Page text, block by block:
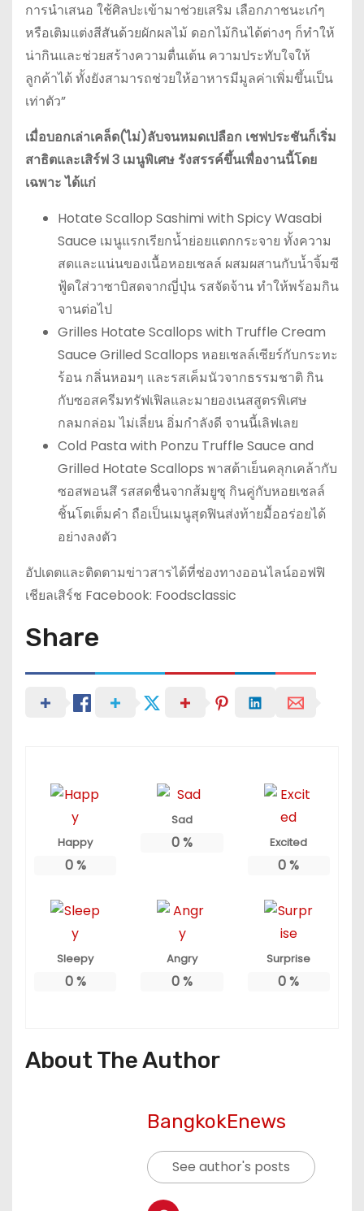
การนำเสนอ ใช้ศิลปะเข้ามาช่วยเสริม เลือกภาชนะเก๋ๆ
หรือเติมแต่งสีสันด้วยผักผลไม้ ดอกไม้กินได้ต่างๆ ก็ทำให้
น่ากินและช่วยสร้างความตื่นเต้น ความประทับใจให้
ลูกค้าได้ ทั้งยังสามารถช่วยให้อาหารมีมูลค่าเพิ่มขึ้นเป็น
เท่าตัว”
เมื่อบอกเล่าเคล็ด(ไม่)ลับจนหมดเปลือก เชฟประชันก็เริ่ม
สาธิตและเสิร์ฟ 3 เมนูพิเศษ รังสรรค์ขึ้นเพื่องานนี้โดย
เฉพาะ ได้แก่
Hotate Scallop Sashimi with Spicy Wasabi
Sauce เมนูแรกเรียกน้ำย่อยแตกกระจาย ทั้งความ
สดและแน่นของเนื้อหอยเชลล์ ผสมผสานกับน้ำจิ้มซี
ฟู้ดใส่วาซาบิสดจากญี่ปุ่น รสจัดจ้าน ทำให้พร้อมกิน
จานต่อไป
Grilles Hotate Scallops with Truffle Cream
Sauce Grilled Scallops หอยเชลล์เซียร์กับกระทะ
ร้อน กลิ่นหอมๆ และรสเค็มนัวจากธรรมชาติ กิน
กับซอสครีมทรัฟเฟิลและมายองเนสสูตรพิเศษ
กลมกล่อม ไม่เลี่ยน อิ่มกำลังดี จานนี้เลิฟเลย
Cold Pasta with Ponzu Truffle Sauce and
Grilled Hotate Scallops พาสต้าเย็นคลุกเคล้ากับ
ซอสพอนสึ รสสดชื่นจากส้มยูซุ กินคู่กับหอยเชลล์
ชิ้นโตเต็มคำ ถือเป็นเมนูสุดฟินส่งท้ายมื้ออร่อยได้
อย่างลงตัว
อัปเดตและติดตามข่าวสารได้ที่ช่องทางออนไลน์ออฟฟิ
เชียลเสิร์ช Facebook: Foodsclassic
Share
Happy
0%
Sad
0% Excited
0%
Sleepy
0%
Angry
0%
Surprise
0%
About The Author
BangkokEnews
See author's posts